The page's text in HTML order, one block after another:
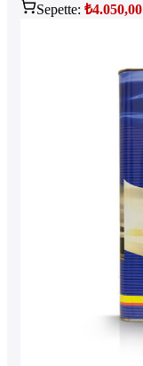
Sepette: ₺4.050,00